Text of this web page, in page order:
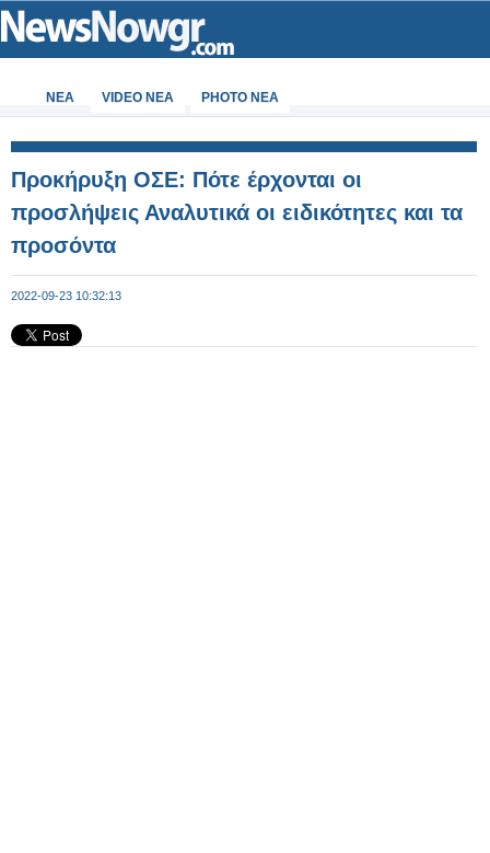
ΝΕΑ VIDEO NEA PHOTO NEA
Προκήρυξη ΟΣΕ: Πότε έρχονται οι
προσλήψεις Αναλυτικά οι ειδικότητες και τα
προσόντα
2022-09-23 10:32:13